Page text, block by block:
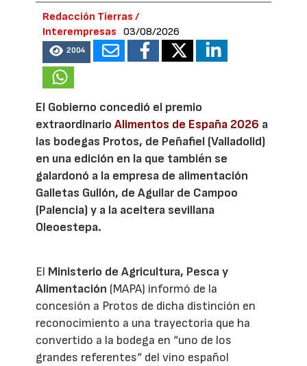
Redacción Tierras /
Interempresas
03/08/2026
2004
El Gobierno concedió el premio
extraordinarioAlimentos de España 2026 a
las bodegas Protos, de Peñafiel (Valladolid)
en una edición en la que también se
galardonó a la empresa de alimentación
Galletas Gullón, de Aguilar de Campoo
(Palencia) y a la aceitera sevillana
Oleoestepa.
El Ministerio de Agricultura, Pesca y
Alimentación (MAPA) informó de la
concesión a Protos de dicha distinción en
reconocimiento a una trayectoria que ha
convertido a la bodega en “uno de los
grandes referentes“ del vino español